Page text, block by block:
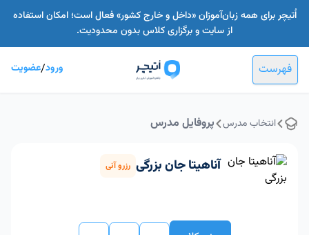
اُتیچر برای همه زبان‌آموزان «داخل و خارج کشور» فعال است؛ امکان استفاده
از سایت و برگزاری کلاس بدون محدودیت.
فهرست ورود/عضویت
انتخاب مدرس پروفایل مدرس
آناهیتا جان بزرگی رزرو آنی